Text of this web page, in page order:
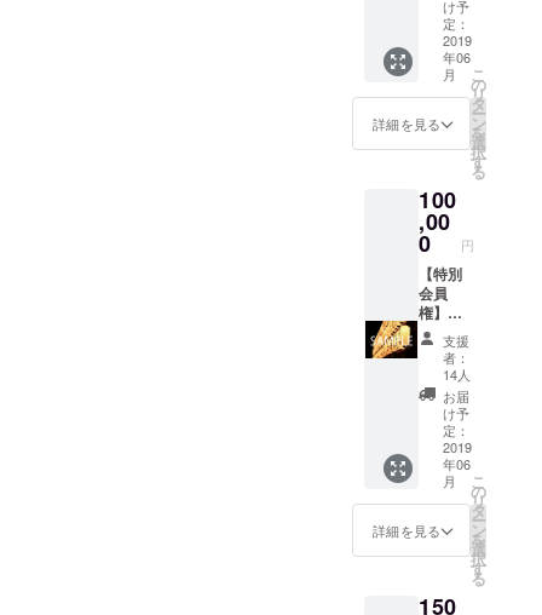
料理内
容は変
更にな
る可能
性があ
りま
す。 ※
差し上
げま
す。
農体験
のツ
アーを
開催し
ます！
普段味
わえな
う！ 体
験ツ
アーの
後は
まった
りと蝦
夷マル
シェに
宿泊も
できま
す！ ※
体験ツ
アー日
程につ
きまし
ては、
要相談
になり
げま
シェの
１日店
長にな
れる権
利で
す！ 新
しいお
非体験
してく
ださ
い！ 内
部の状
況も分
かるの
で飲食
店を開
業した
い人は
参考に
なると
思いま
す！
け予
定：
2019
年06
月
詳細を見る
こ
の
リ
タ
ー
ン
を
選
択
す
る
100
,00
0 円
【特別
会員
権】
&【ディ
ナーご
招待】
店舗の
提灯に
あなた
の名前
を記
載！
（予約
優先致
しま
支援
者：
14人
お届
け予
定：
2019
年06
月
詳細を見る
こ
の
リ
タ
ー
ン
を
選
択
す
る
150